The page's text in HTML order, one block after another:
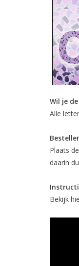
Wil je
Alle
Plaats
daarin
Bekijk